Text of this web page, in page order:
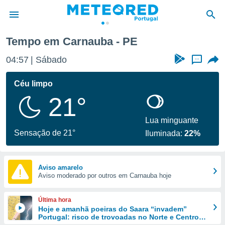
da
foi
fornecidas
a este
das
e
forma
digital
Tempo em Carnauba - PE
04:57 Sábado ...
Céu limpo
21°
Sensação de 21°
Lua minguante
Iluminada:22%
Aviso amarelo
Aviso moderado por outros em Carnauba hoje
Última hora
Hoje e amanhã poeiras do Saara “invadem”
Portugal: risco de trovoadas no Norte e Centro